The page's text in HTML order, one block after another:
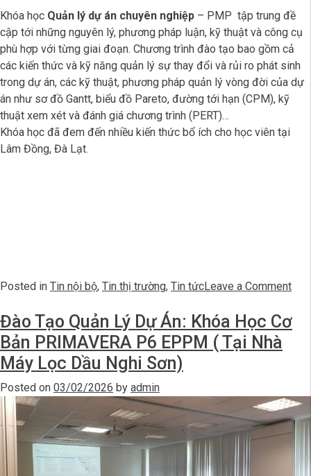
Khóa học Quản lý dự án chuyên nghiệp – PMP tập trung đề
cập tới những nguyên lý, phương pháp luận, kỹ thuật và công cụ
phù hợp với từng giai đoạn. Chương trình đào tạo bao gồm cả
các kiến thức và kỹ năng quản lý sự thay đổi và rủi ro phát sinh
trong dự án, các kỹ thuật, phương pháp quản lý vòng đời của dự
án như sơ đồ Gantt, biểu đồ Pareto, đường tới hạn (CPM), kỹ
thuật xem xét và đánh giá chương trình (PERT)…
Khóa học đã đem đến nhiều kiến thức bổ ích cho học viên tại
Lâm Đồng, Đà Lạt.
Posted in Tin nội bộ Tin thị trường Tin tứcLeave a Commenton
Học
Đào Tạo Quản Lý Dự Án: Khóa Học Cơ
Bản PRIMAVERA P6 EPPM ( Tại Nhà